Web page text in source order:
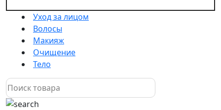
Уход за лицом
Волосы
Макияж
Очищение
Тело